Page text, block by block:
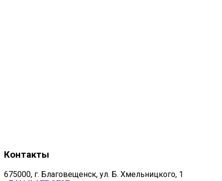
Контакты
675000, г. Благовещенск, ул. Б. Хмельницкого, 1